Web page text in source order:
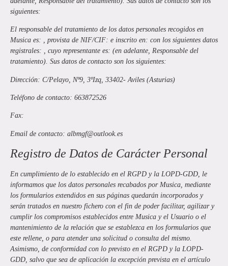
siguientes:
El responsable del tratamiento de los datos personales recogidos en
Musica es: , provista de NIF/CIF: e inscrito en: con los siguientes datos
registrales: , cuyo representante es: (en adelante, Responsable del
tratamiento). Sus datos de contacto son los siguientes:
Dirección: C/Pelayo, Nº9, 3ºIzq, 33402- Aviles (Asturias)
Teléfono de contacto: 663872526
Fax:
Email de contacto: albmgf@outlook.es
Registro de Datos de Carácter Personal
En cumplimiento de lo establecido en el RGPD y la LOPD-GDD, le
informamos que los datos personales recabados por Musica, mediante
los formularios extendidos en sus páginas quedarán incorporados y
serán tratados en nuestro fichero con el fin de poder facilitar, agilizar y
cumplir los compromisos establecidos entre Musica y el Usuario o el
mantenimiento de la relación que se establezca en los formularios que
este rellene, o para atender una solicitud o consulta del mismo.
Asimismo, de conformidad con lo previsto en el RGPD y la LOPD-
GDD, salvo que sea de aplicación la excepción prevista en el artículo